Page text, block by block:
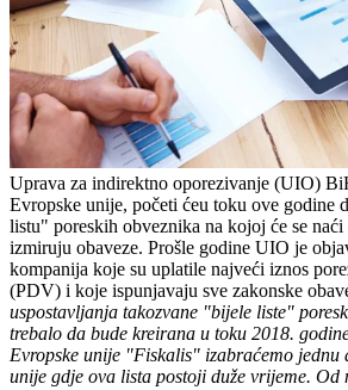
Uprava za indirektno oporezivanje (UIO)
Evropske unije, početi ćeu toku ove godine
listu" poreskih obveznika na kojoj će se
izmiruju obaveze. Prošle godine UIO je
kompanija koje su uplatile najveći iznos
(PDV) i koje ispunjavaju sve zakonske
uspostavljanja takozvane "bijele liste"
trebalo da bude kreirana u toku 2018.
Evropske unije "Fiskalis" izabraćemo jednu
unije gdje ova lista postoji duže vrijeme. Od